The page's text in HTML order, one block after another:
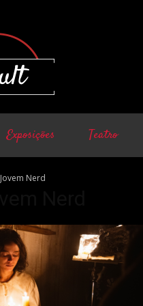
Exposições Teatro
Jovem Nerd